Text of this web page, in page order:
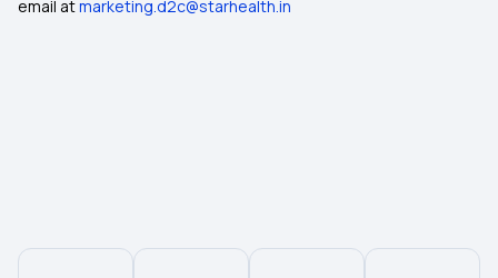
email atmarketing.d2c@starhealth.in